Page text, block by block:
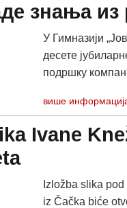
знања из
У Гимназији
десете
подршку
више
Ivane
Izložba slika
iz Čačka biće